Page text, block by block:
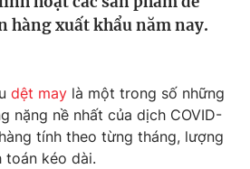
hàng xuất khẩu năm nay.
dệt may là một trong số những
nặng nề nhất của dịch COVID-
tính theo từng tháng, lượng
toán kéo dài.